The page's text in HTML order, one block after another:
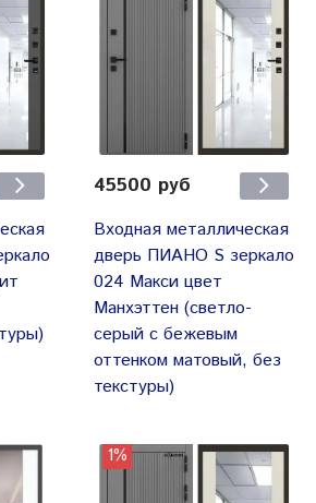
45500 руб
Входная металлическая
дверь ПИАНО S зеркало
024 Макси цвет
Манхэттен (светло-
серый с бежевым
оттенком матовый, без
текстуры)
1%